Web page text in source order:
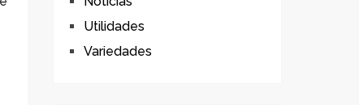
Utilidades
Variedades